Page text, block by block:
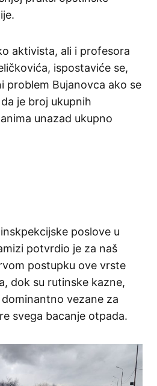
aktivista, ali i profesora
ispostaviće se,
problem Bujanovca ako se
je broj ukupnih
unazad ukupno
poslove u
potvrdio je za naš
postupku ove vrste
dok su rutinske kazne,
vezane za
svega bacanje otpada.